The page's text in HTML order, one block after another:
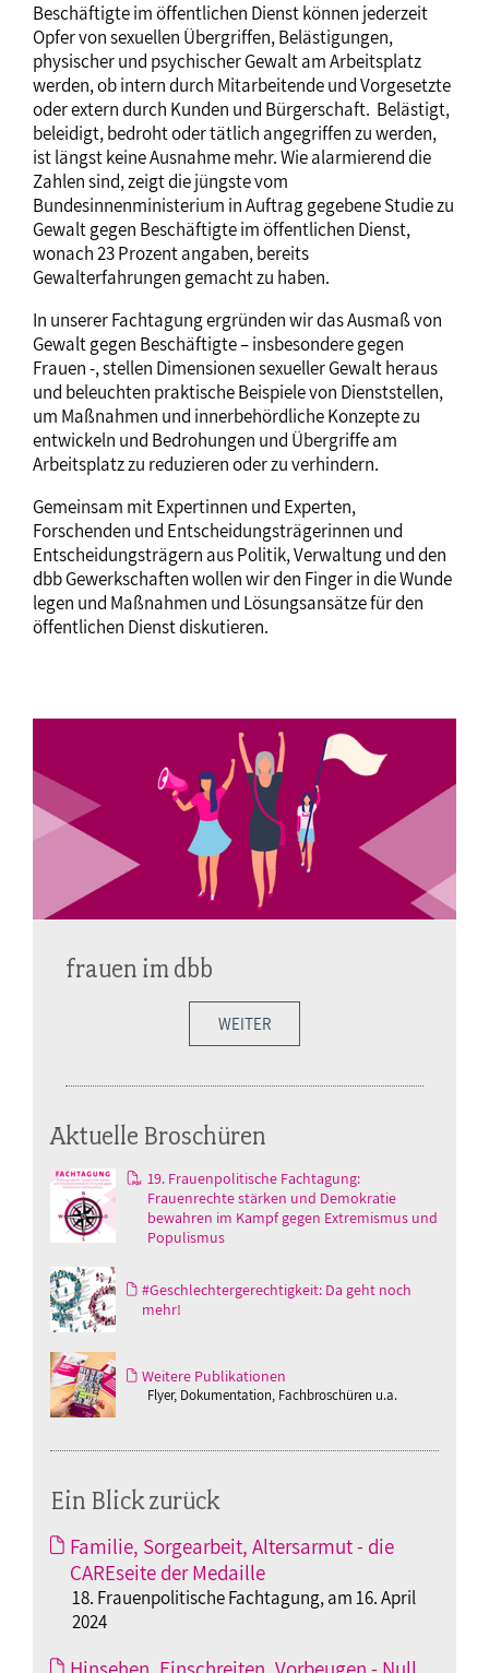
Beschäftigte im öffentlichen Dienst können jederzeit
Opfer von sexuellen Übergriffen, Belästigungen,
physischer und psychischer Gewalt am Arbeitsplatz
werden, ob intern durch Mitarbeitende und Vorgesetzte
oder extern durch Kunden und Bürgerschaft. Belästigt,
beleidigt, bedroht oder tätlich angegriffen zu werden,
ist längst keine Ausnahme mehr. Wie alarmierend die
Zahlen sind, zeigt die jüngste vom
Bundesinnenministerium in Auftrag gegebene Studie zu
Gewalt gegen Beschäftigte im öffentlichen Dienst,
wonach 23 Prozent angaben, bereits
Gewalterfahrungen gemacht zu haben.
In unserer Fachtagung ergründen wir das Ausmaß von
Gewalt gegen Beschäftigte – insbesondere gegen
Frauen -, stellen Dimensionen sexueller Gewalt heraus
und beleuchten praktische Beispiele von Dienststellen,
um Maßnahmen und innerbehördliche Konzepte zu
entwickeln und Bedrohungen und Übergriffe am
Arbeitsplatz zu reduzieren oder zu verhindern.
Gemeinsam mit Expertinnen und Experten,
Forschenden und Entscheidungsträgerinnen und
Entscheidungsträgern aus Politik, Verwaltung und den
dbb Gewerkschaften wollen wir den Finger in die Wunde
legen und Maßnahmen und Lösungsansätze für den
öffentlichen Dienst diskutieren.
frauen im dbb
WEITER
Aktuelle Broschüren
19. Frauenpolitische Fachtagung:
Frauenrechte stärken und Demokratie
bewahren im Kampf gegen Extremismus und
Populismus
#Geschlechtergerechtigkeit: Da geht noch
mehr!
Weitere Publikationen
Flyer, Dokumentation, Fachbroschüren u.a.
Ein Blick zurück
Familie, Sorgearbeit, Altersarmut - die
CAREseite der Medaille
18. Frauenpolitische Fachtagung, am 16. April
2024